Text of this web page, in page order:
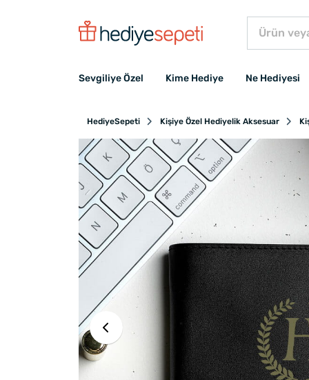
Sevgiliye Özel Kime Hediye Ne Hediyesi
HediyeSepeti Kişiye Özel Hediyelik Aksesuar